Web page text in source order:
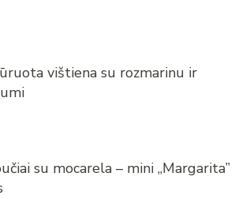
vištiena su rozmarinu ir
su mocarela – mini „Margarita”